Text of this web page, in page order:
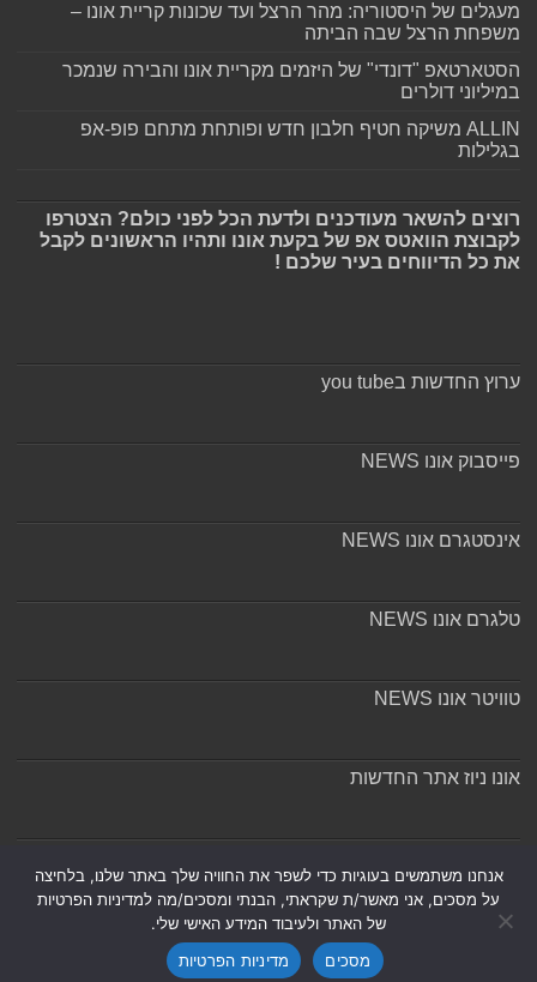
מעגלים של היסטוריה: מהר הרצל ועד שכונות קריית אונו –
משפחת הרצל שבה הביתה
הסטארטאפ "דונדי" של היזמים מקריית אונו והבירה שנמכר
במיליוני דולרים
ALLIN משיקה חטיף חלבון חדש ופותחת מתחם פופ-אפ
בגלילות
רוצים להשאר מעודכנים ולדעת הכל לפני כולם? הצטרפו
לקבוצת הוואטס אפ של בקעת אונו ותהיו הראשונים לקבל
את כל הדיווחים בעיר שלכם !
ערוץ החדשות בyou tube
פייסבוק אונו NEWS
אינסטגרם אונו NEWS
טלגרם אונו NEWS
טוויטר אונו NEWS
אונו ניוז אתר החדשות
אנחנו משתמשים בעוגיות כדי לשפר את החוויה שלך באתר שלנו, בלחיצה
על מסכים, אני מאשר/ת שקראתי, הבנתי ומסכים/מה למדיניות הפרטיות
של האתר ולעיבוד המידע האישי שלי.
מסכים
מדיניות הפרטיות